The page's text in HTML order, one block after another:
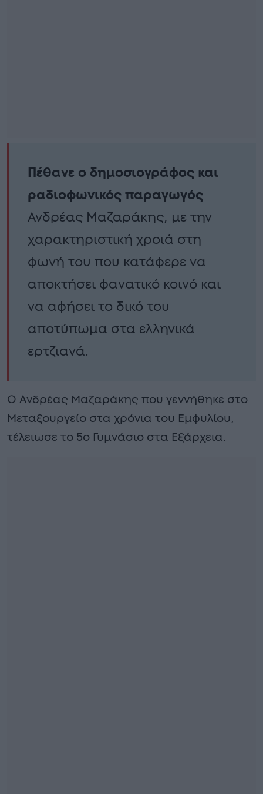
Πέθανε ο δημοσιογράφος και
ραδιοφωνικός παραγωγός
Ανδρέας Μαζαράκης, με την
χαρακτηριστική χροιά στη
φωνή του που κατάφερε να
αποκτήσει φανατικό κοινό και
να αφήσει το δικό του
αποτύπωμα στα ελληνικά
ερτζιανά.
Ο Ανδρέας Μαζαράκης που γεννήθηκε στο
Μεταξουργείο στα χρόνια του Εμφυλίου,
τέλειωσε το 5ο Γυμνάσιο στα Εξάρχεια.